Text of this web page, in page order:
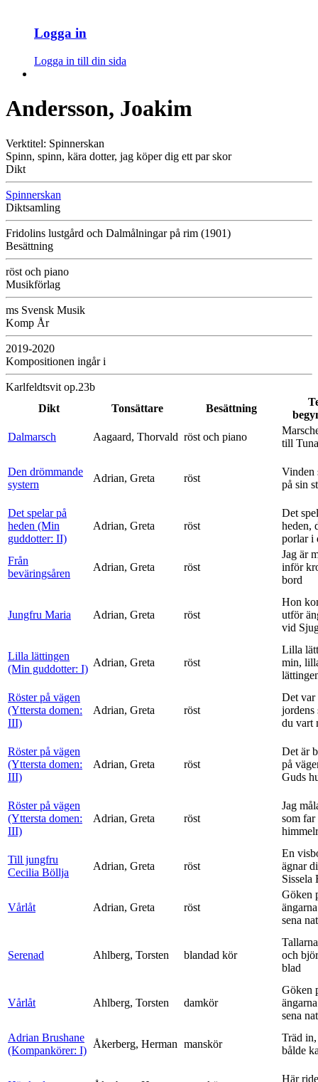
Logga in
Logga in till din sida
Andersson, Joakim
Verktitel: Spinnerskan
Spinn, spinn, kära dotter, jag köper dig ett par skor
Dikt
Spinnerskan
Diktsamling
Fridolins lustgård och Dalmålningar på rim (1901)
Besättning
röst och piano
Musikförlag
ms Svensk Musik
Komp År
2019-2020
Kompositionen ingår i
Karlfeldtsvit op.23b
Dikt
Tonsättare Besättning
Dalmarsch
Aagaard, Thorvald röst och piano
till Tuna
Den drömmande
systern
Adrian, Greta röst
Vinden
på sin
Det spelar på
heden (Min
guddotter: II)
Adrian, Greta röst
Det
heden,
porlar i
Från
beväringsåren
Adrian, Greta röst
Jag är
inför
bord
Jungfru Maria Adrian, Greta röst
Hon
utför
vid
Lilla lättingen
(Min guddotter: I)
Adrian, Greta röst
Lilla
min,
Röster på vägen
(Yttersta domen:
III)
Adrian, Greta röst
Det var
jordens
du vart
Röster på vägen
(Yttersta domen:
III)
Adrian, Greta röst
Det är
på
Guds
Röster på vägen
(Yttersta domen:
III)
Adrian, Greta röst
Jag
som
Till jungfru
Cecilia Böllja
Adrian, Greta röst
En
ägnar
Sissela
Vårlåt Adrian, Greta röst
Göken
sena
Serenad Ahlberg, Torsten blandad kör
och
blad
Vårlåt Ahlberg, Torsten damkör
Göken
sena
Adrian Brushane
(Kompankörer: I)
Åkerberg, Herman manskör
Träd
bålde
Här